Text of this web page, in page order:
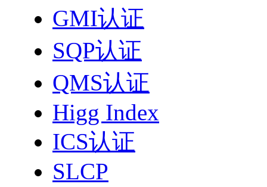
GMI认证
SQP认证
QMS认证
Higg Index
ICS认证
SLCP